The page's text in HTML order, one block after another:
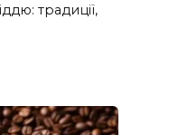
традиції,